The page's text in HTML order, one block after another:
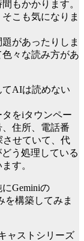
もかかります。
こも気になりま
があったりしま
々な読み方があ
てAIは読めない
をiタウンペー
住所、電話番
せていて、代
う処理している
す。
Geminiの
を構築してみま
ャストシリーズ